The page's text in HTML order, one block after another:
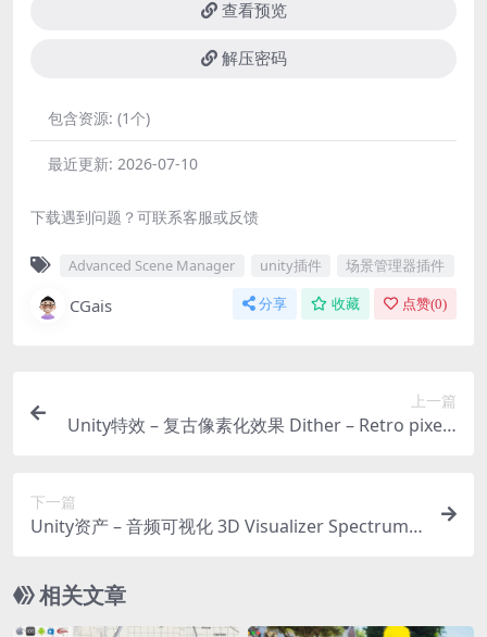
查看预览
解压密码
包含资源: (1个)
最近更新: 2026-07-10
下载遇到问题？可联系客服或反馈
Advanced Scene Manager unity插件 场景管理器插件
CGais 分享 收藏 点赞(0)
上一篇
Unity特效 – 复古像素化效果 Dither – Retro pixela
下一篇
Unity资产 – 音频可视化 3D Visualizer Spectrum V
相关文章